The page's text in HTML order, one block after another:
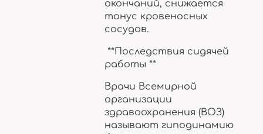
окончаний, снижается
тонус кровеносных
сосудов.
**Последствия сидячей
работы **
Врачи Всемирной
организации
здравоохранения (ВОЗ)
называют гиподинамию